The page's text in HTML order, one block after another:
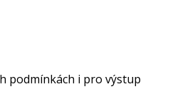
podmínkách i pro výstup